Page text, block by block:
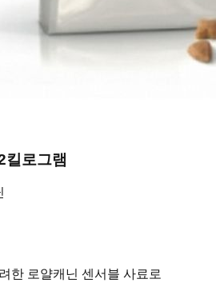
킬로그램
한 로얄캐닌 센서블 사료로